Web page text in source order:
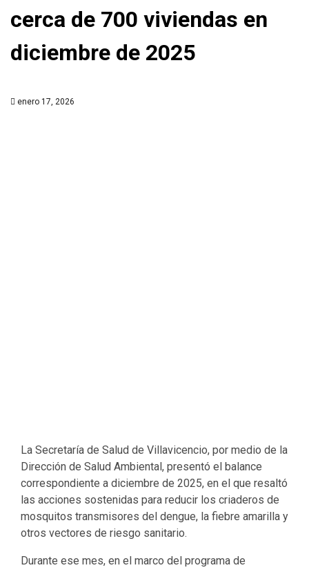
cerca de 700 viviendas en
diciembre de 2025
enero 17, 2026
La Secretaría de Salud de Villavicencio, por medio de la
Dirección de Salud Ambiental, presentó el balance
correspondiente a diciembre de 2025, en el que resaltó
las acciones sostenidas para reducir los criaderos de
mosquitos transmisores del dengue, la fiebre amarilla y
otros vectores de riesgo sanitario.
Durante ese mes, en el marco del programa de